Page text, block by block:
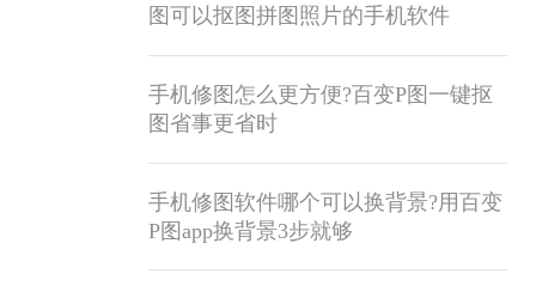
图可以抠图拼图照片的手机软件
手机修图怎么更方便?百变P图一键抠
图省事更省时
手机修图软件哪个可以换背景?用百变
P图app换背景3步就够